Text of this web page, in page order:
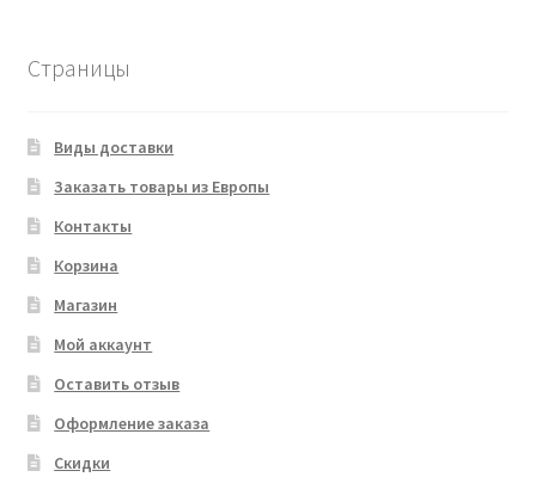
Страницы
Виды доставки
Заказать товары из Европы
Контакты
Корзина
Магазин
Мой аккаунт
Оставить отзыв
Оформление заказа
Скидки